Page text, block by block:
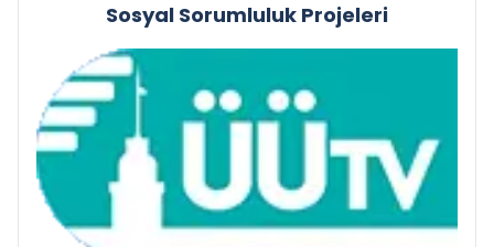
Sosyal Sorumluluk Projeleri